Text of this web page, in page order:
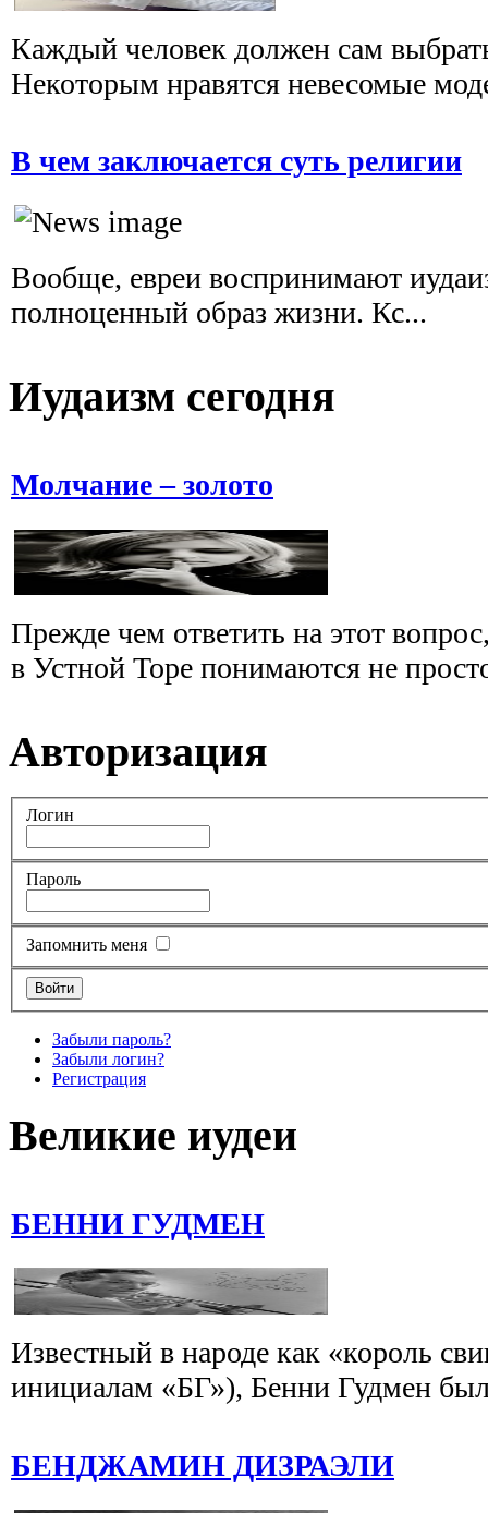
Каждый человек должен сам
Некоторым нравятся невесомые
В чем заключается суть религии
Вообще, евреи воспринимают
полноценный образ жизни. Кс...
Иудаизм сегодня
Молчание – золото
Прежде чем ответить на этот
в Устной Торе понимаются не
Авторизация
Логин
Пароль
Запомнить меня
Забыли пароль?
Забыли логин?
Регистрация
Великие иудеи
БЕННИ ГУДМЕН
Известный в народе как «король
инициалам «БГ»), Бенни Гудмен
БЕНДЖАМИН ДИЗРАЭЛИ